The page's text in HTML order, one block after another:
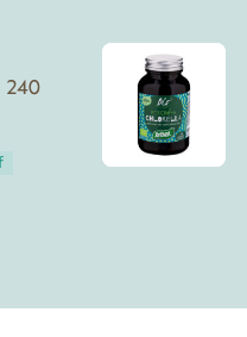
240